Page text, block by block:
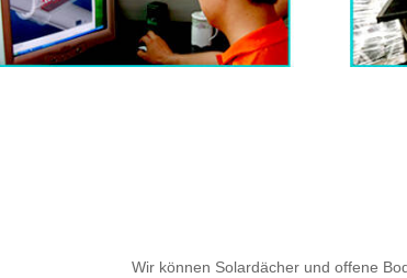
Wir können Solardächer und offene